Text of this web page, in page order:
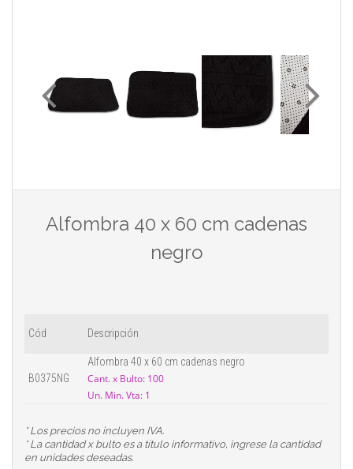
Alfombra 40 x 60 cm cadenas
negro
Cód Descripción
B0375NG
Alfombra 40 x 60 cm cadenas negro
Cant. x Bulto: 100
Un. Min. Vta: 1
* Los precios no incluyen IVA.
* La cantidad x bulto es a título informativo, ingrese la cantidad
en unidades deseadas.